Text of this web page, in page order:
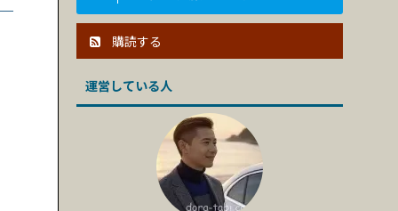
購読する
運営している人